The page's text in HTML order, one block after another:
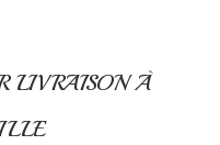
LIVRAISON À